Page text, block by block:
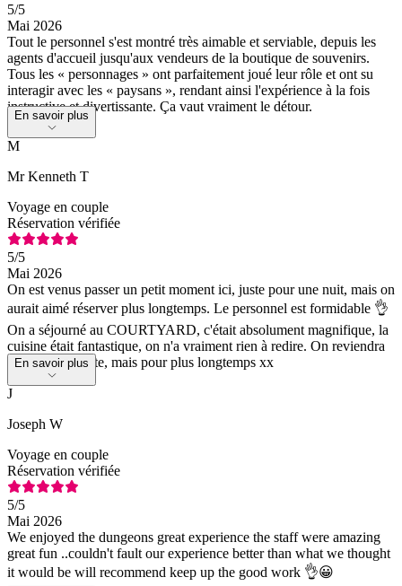
5/5
Mai 2026
Tout le personnel s'est montré très aimable et serviable, depuis les
agents d'accueil jusqu'aux vendeurs de la boutique de souvenirs.
Tous les « personnages » ont parfaitement joué leur rôle et ont su
interagir avec les « paysans », rendant ainsi l'expérience à la fois
instructive et divertissante. Ça vaut vraiment le détour.
En savoir plus
M
Mr Kenneth T
Voyage en couple
Réservation vérifiée
5/5
Mai 2026
On est venus passer un petit moment ici, juste pour une nuit, mais on
aurait aimé réserver plus longtemps. Le personnel est formidable 👌
On a séjourné au COURTYARD, c'était absolument magnifique, la
cuisine était fantastique, on n'a vraiment rien à redire. On reviendra
sans aucun doute, mais pour plus longtemps xx
En savoir plus
J
Joseph W
Voyage en couple
Réservation vérifiée
5/5
Mai 2026
We enjoyed the dungeons great experience the staff were amazing
great fun ..couldn't fault our experience better than what we thought
it would be will recommend keep up the good work 👌😀